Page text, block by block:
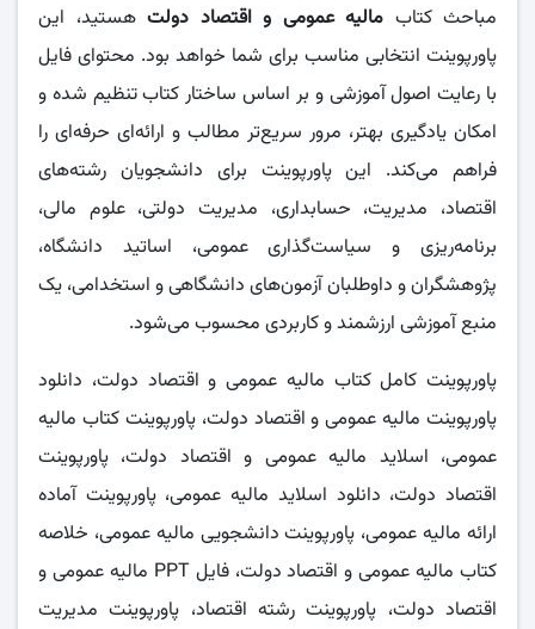
مباحث کتاب مالیه عمومی و اقتصاد دولت هستید، این
پاورپوینت انتخابی مناسب برای شما خواهد بود. محتوای فایل
با رعایت اصول آموزشی و بر اساس ساختار کتاب تنظیم شده و
امکان یادگیری بهتر، مرور سریع‌تر مطالب و ارائه‌ای حرفه‌ای را
فراهم می‌کند. این پاورپوینت برای دانشجویان رشته‌های
اقتصاد، مدیریت، حسابداری، مدیریت دولتی، علوم مالی،
برنامه‌ریزی و سیاست‌گذاری عمومی، اساتید دانشگاه،
پژوهشگران و داوطلبان آزمون‌های دانشگاهی و استخدامی، یک
منبع آموزشی ارزشمند و کاربردی محسوب می‌شود.
پاورپوینت کامل کتاب مالیه عمومی و اقتصاد دولت، دانلود
پاورپوینت مالیه عمومی و اقتصاد دولت، پاورپوینت کتاب مالیه
عمومی، اسلاید مالیه عمومی و اقتصاد دولت، پاورپوینت
اقتصاد دولت، دانلود اسلاید مالیه عمومی، پاورپوینت آماده
ارائه مالیه عمومی، پاورپوینت دانشجویی مالیه عمومی، خلاصه
کتاب مالیه عمومی و اقتصاد دولت، فایل PPT مالیه عمومی و
اقتصاد دولت، پاورپوینت رشته اقتصاد، پاورپوینت مدیریت